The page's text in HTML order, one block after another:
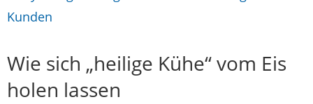
Kunden
Wie sich „heilige Kühe“ vom Eis
holen lassen